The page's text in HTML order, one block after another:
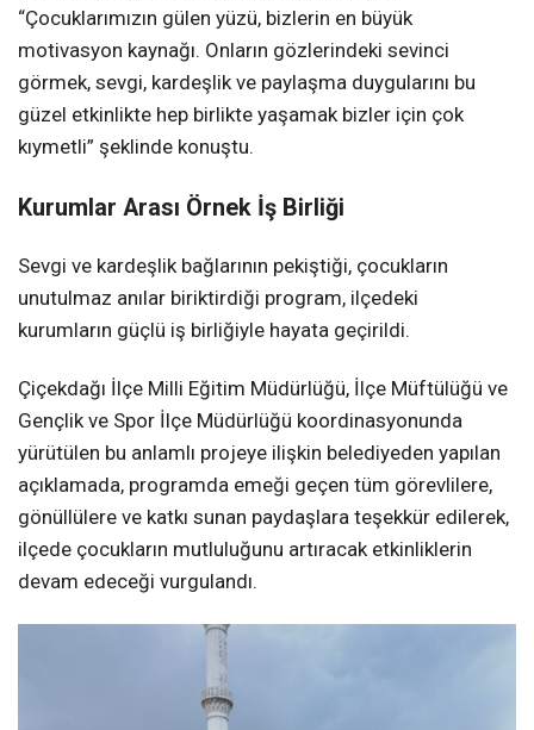
“Çocuklarımızın gülen yüzü, bizlerin en büyük
motivasyon kaynağı. Onların gözlerindeki sevinci
görmek, sevgi, kardeşlik ve paylaşma duygularını bu
güzel etkinlikte hep birlikte yaşamak bizler için çok
kıymetli” şeklinde konuştu.
Kurumlar Arası Örnek İş Birliği
Sevgi ve kardeşlik bağlarının pekiştiği, çocukların
unutulmaz anılar biriktirdiği program, ilçedeki
kurumların güçlü iş birliğiyle hayata geçirildi.
Çiçekdağı İlçe Milli Eğitim Müdürlüğü, İlçe Müftülüğü ve
Gençlik ve Spor İlçe Müdürlüğü koordinasyonunda
yürütülen bu anlamlı projeye ilişkin belediyeden yapılan
açıklamada, programda emeği geçen tüm görevlilere,
gönüllülere ve katkı sunan paydaşlara teşekkür edilerek,
ilçede çocukların mutluluğunu artıracak etkinliklerin
devam edeceği vurgulandı.